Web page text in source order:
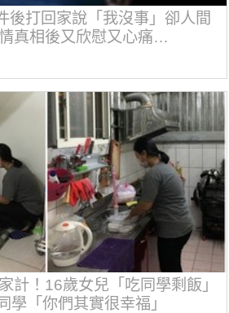
後打回家說「我沒事」卻人間
真相後又欣慰又心痛…
計！16歲女兒「吃同學剩飯」
學「你們其實很幸福」